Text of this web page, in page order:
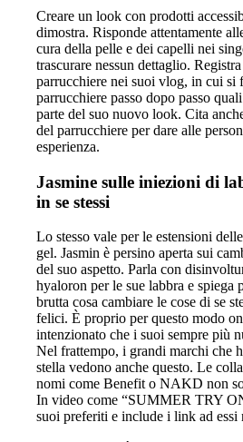
Creare un look con prodotti
dimostra. Risponde attentamente
cura della pelle e dei capelli nei
trascurare nessun dettaglio.
parrucchiere nei suoi vlog, in cui si
parrucchiere passo dopo passo
parte del suo nuovo look. Cita
del parrucchiere per dare alle
esperienza.
Jasmine sulle iniezioni di
in se stessi
Lo stesso vale per le estensioni
gel. Jasmin è persino aperta sui
del suo aspetto. Parla con
hyaloron per le sue labbra e spiega
brutta cosa cambiare le cose di se
felici. È proprio per questo modo
intenzionato che i suoi sempre più
Nel frattempo, i grandi marchi che
stella vedono anche questo. Le
nomi come Benefit o NAKD non
In video come “SUMMER TRY
suoi preferiti e include i link ad essi